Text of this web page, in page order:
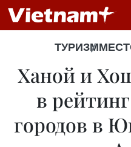
ТУРИЗМ
Ханой и
в
городов в